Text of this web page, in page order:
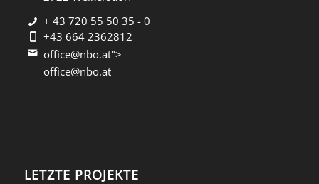
+ 43 720 55 50 35 - 0
+43 664 2362812
office@nbo.at">
office@nbo.at
LETZTE PROJEKTE